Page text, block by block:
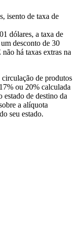
, isento de taxa de
dólares, a taxa de
desconto de 30
há taxas extras na
de produtos
ou 20% calculada
estado de destino da
a alíquota
seu estado.